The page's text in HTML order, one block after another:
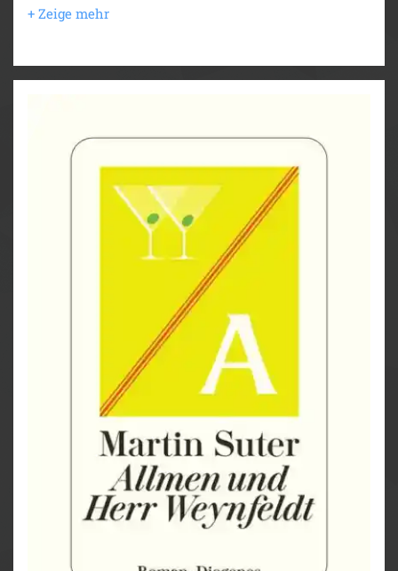
Sammelleidenschaft.